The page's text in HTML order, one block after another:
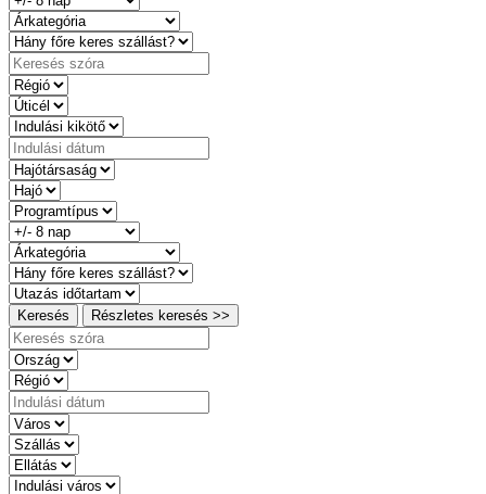
Keresés Részletes keresés >>